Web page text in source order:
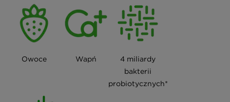
Owoce Wapń
4 miliardy
bakterii
probiotycznych*